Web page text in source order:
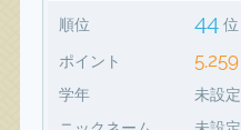
順位 44 位
ポイント 5,259
学年
未設定